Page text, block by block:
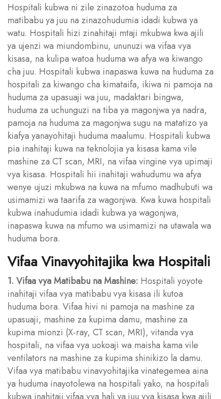
Hospitali kubwa ni zile zinazotoa huduma za
matibabu ya juu na zinazohudumia idadi kubwa ya
watu. Hospitali hizi zinahitaji mtaji mkubwa kwa ajili
ya ujenzi wa miundombinu, ununuzi wa vifaa vya
kisasa, na kulipa watoa huduma wa afya wa kiwango
cha juu. Hospitali kubwa inapaswa kuwa na huduma za
hospitali za kiwango cha kimataifa, ikiwa ni pamoja na
huduma za upasuaji wa juu, madaktari bingwa,
huduma za uchunguzi na tiba ya magonjwa ya nadra,
pamoja na huduma za magonjwa sugu na matatizo ya
kiafya yanayohitaji huduma maalumu. Hospitali kubwa
pia inahitaji kuwa na teknolojia ya kisasa kama vile
mashine za CT scan, MRI, na vifaa vingine vya upimaji
vya kisasa. Hospitali hii inahitaji wahudumu wa afya
wenye ujuzi mkubwa na kuwa na mfumo madhubuti wa
usimamizi wa taarifa za wagonjwa. Kwa kuwa hospitali
kubwa inahudumia idadi kubwa ya wagonjwa,
inapaswa kuwa na mfumo wa usimamizi na utawala wa
huduma bora.
Vifaa Vinavyohitajika kwa Hospitali
1. Vifaa vya Matibabu na Mashine: Hospitali yoyote
inahitaji vifaa vya matibabu vya kisasa ili kutoa
huduma bora. Vifaa hivi ni pamoja na mashine za
upasuaji, mashine za kupima damu, mashine za
kupima mionzi (X-ray, CT scan, MRI), vitanda vya
hospitali, na vifaa vya uokoaji wa maisha kama vile
ventilators na mashine za kupima shinikizo la damu.
Vifaa vya matibabu vinavyohitajika vinategemea aina
ya huduma inayotolewa na hospitali yako, na hospitali
kubwa inahitaji vifaa vya hali ya juu vya kisasa kwa ajili